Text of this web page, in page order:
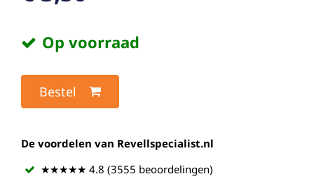
Op voorraad
Bestel
De voordelen van Revellspecialist.nl
★★★★★ 4.8 (3555 beoordelingen)